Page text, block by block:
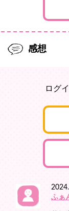
感想
ログ
ふぁ